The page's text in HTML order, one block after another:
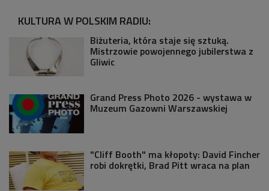
KULTURA W POLSKIM RADIU:
Biżuteria, która staje się sztuką.
Mistrzowie powojennego jubilerstwa z
Gliwic
Grand Press Photo 2026 - wystawa w
Muzeum Gazowni Warszawskiej
"Cliff Booth" ma kłopoty: David Fincher
robi dokrętki, Brad Pitt wraca na plan